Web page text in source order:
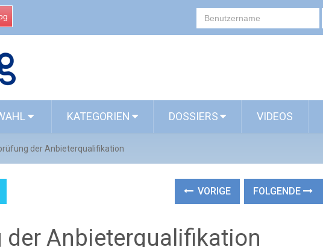
KATEGORIEN DOSSIERS VIDEOS
der Anbieterqualifikation
VORIGE FOLGENDE
der Anbieterqualifikation